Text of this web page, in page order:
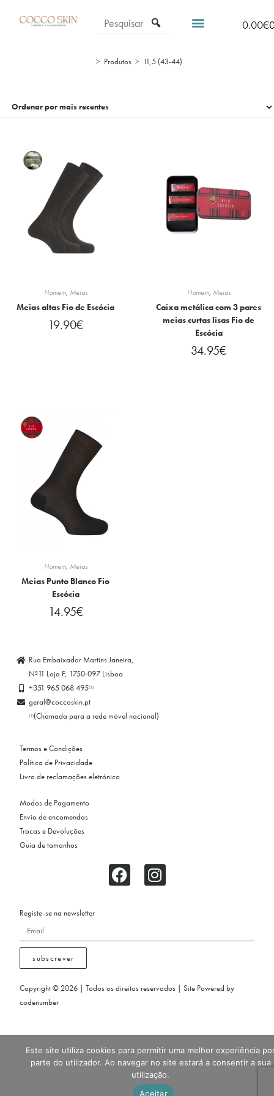
0.00€
> Produtos > 11,5 (43-44)
Homem, Meias
Meias altas Fio de Escócia
19.90€
Homem, Meias
Caixa metálica com 3 pares
meias curtas lisas Fio de
Escócia
34.95€
Homem, Meias
Meias Punto Blanco Fio
Escócia
14.95€
Rua Embaixador Martins Janeira,
Nº11 Loja F, 1750-097 Lisboa
+351 965 068 495(1)
geral@coccoskin.pt
(1)(Chamada para a rede móvel nacional)
Termos e Condições
Política de Privacidade
Livro de reclamações eletrónico
Modos de Pagamento
Envio de encomendas
Trocas e Devoluções
Guia de tamanhos
Registe-se na newsletter
subscrever
Copyright © 2026 | Todos os direitos reservados | Site Powered by
codenumber
Este site utiliza cookies para permitir uma melhor experiência
parte do utilizador. Ao navegar no site estará a consentir a sua
utilização.
Aceitar